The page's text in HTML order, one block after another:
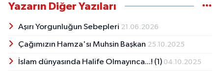
Yazarın Diğer Yazıları
Aşırı Yorgunluğun Sebepleri 21.06.2026
Çağımızın Hamza'sı Muhsin Başkan 25.10.2025
İslam dünyasında Halife Olmayınca...! (1) 04.10.2025